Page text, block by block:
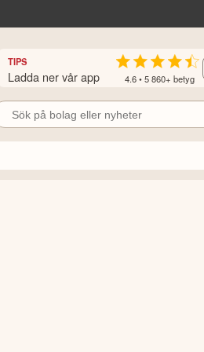
TIPS
Ladda ner vår app 4.6 • 5 860+ betyg